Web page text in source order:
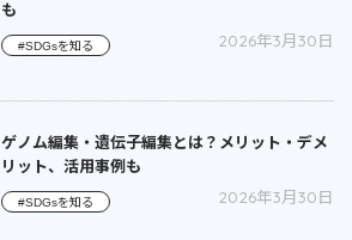
も
#SDGsを知る 2026年3月30日
ゲノム編集・遺伝子編集とは？メリット・デメ
リット、活用事例も
#SDGsを知る 2026年3月30日